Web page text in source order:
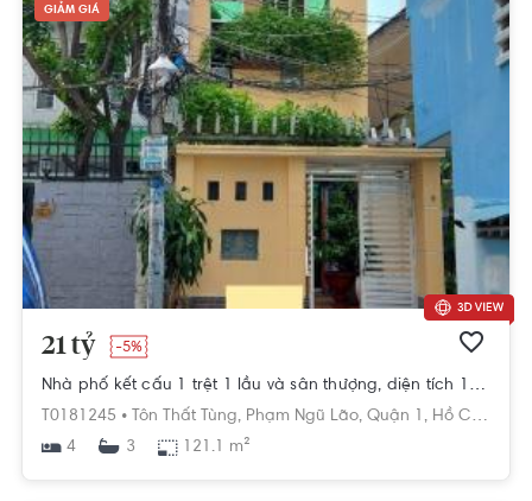
GIẢM GIÁ
21 tỷ -5%
Nhà phố kết cấu 1 trệt 1 lầu và sân thượng, diện tích 121.1m2 nở hậu.
T0181245 • Tôn Thất Tùng, Phạm Ngũ Lão, Quận 1, Hồ Chí Minh
4
3 121.1 m²